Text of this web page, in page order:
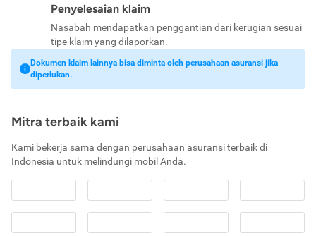
Penyelesaian klaim
Nasabah mendapatkan penggantian dari kerugian sesuai
tipe klaim yang dilaporkan.
Dokumen klaim lainnya bisa diminta oleh perusahaan asuransi jika
diperlukan.
Mitra terbaik kami
Kami bekerja sama dengan perusahaan asuransi terbaik di
Indonesia untuk melindungi mobil Anda.